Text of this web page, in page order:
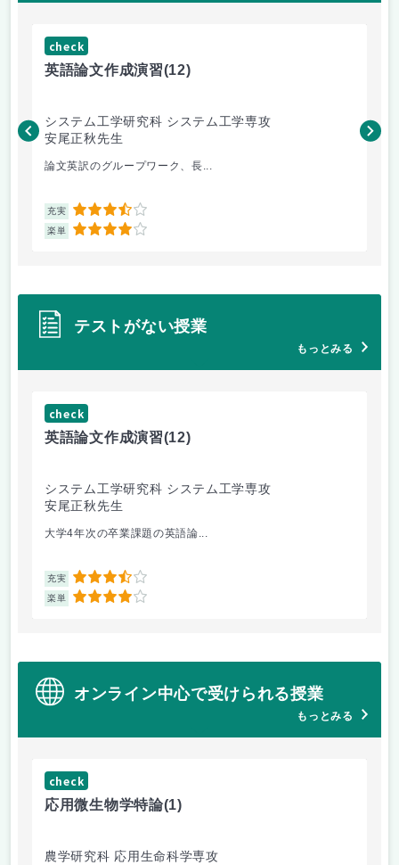
check
英語論文作成演習(12)
システム工学研究科 システム工学専攻
安尾正秋先生
論文英訳のグループワーク、長...
充実 3.5
楽単 4
渥
テストがない授業
もっとみる
check
英語論文作成演習(12)
システム工学研究科 システム工学専攻
安尾正秋先生
大学4年次の卒業課題の英語論...
充実 3.5
楽単 4
オンライン中心で受けられる授業
もっとみる
check
応用微生物学特論(1)
農学研究科 応用生命科学専攻